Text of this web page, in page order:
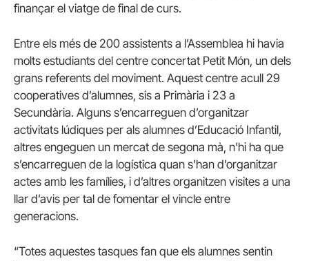
finançar el viatge de final de curs.
Entre els més de 200 assistents a l’Assemblea hi havia
molts estudiants del centre concertat Petit Món, un dels
grans referents del moviment. Aquest centre acull 29
cooperatives d’alumnes, sis a Primària i 23 a
Secundària. Alguns s’encarreguen d’organitzar
activitats lúdiques per als alumnes d’Educació Infantil,
altres engeguen un mercat de segona mà, n’hi ha que
s’encarreguen de la logística quan s’han d’organitzar
actes amb les famílies, i d’altres organitzen visites a una
llar d’avis per tal de fomentar el vincle entre
generacions.
“Totes aquestes tasques fan que els alumnes sentin